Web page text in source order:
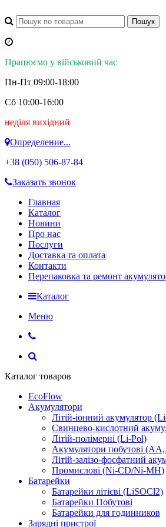
Працюємо у військовий час
Пн-Пт 09:00-18:00
Сб 10:00-16:00
неділя вихідний
Определение...
+38 (050) 506-87-84
Заказать звонок
Главная
Каталог
Новини
Про нас
Послуги
Доставка та оплата
Контакти
Перепаковка та ремонт
Каталог
Меню
Каталог товаров
EcoFlow
Акумулятори
Літій-іонний акумулятор
Свинцево-кислотний
Літій-полімерні (Li-Pol)
Акумулятори побутові
Літій-залізо-фосфатний
Промислові (Ni-CD/Ni-MH)
Батарейки
Батарейки літієві (LiSOCl2)
Батарейки Побутові
Батарейки для годинников
Зарядні пристрої